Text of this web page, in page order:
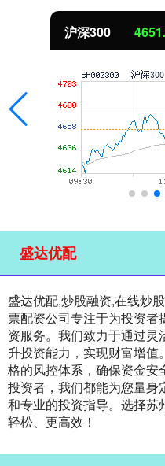
沪深300
盛达优配
盛达优配,炒股融资,在线炒
票配资公司专注于为投资
资服务。我们致力于通过
升投资能力，实现财富增
格的风控体系，确保资金安
投资者，我们都能为您量身
和专业的投资指导。选择苏
轻松、更高效！